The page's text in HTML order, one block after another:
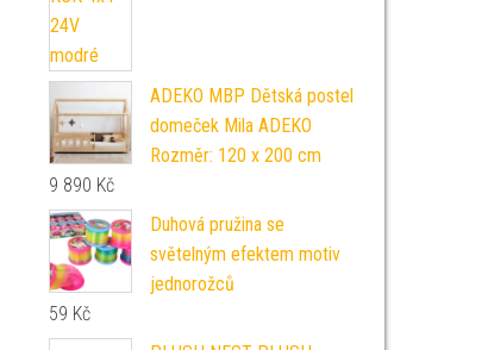
ADEKO MBP Dětská postel
domeček Mila ADEKO
Rozměr: 120 x 200 cm
9 890 Kč
Duhová pružina se
světelným efektem motiv
jednorožců
59 Kč